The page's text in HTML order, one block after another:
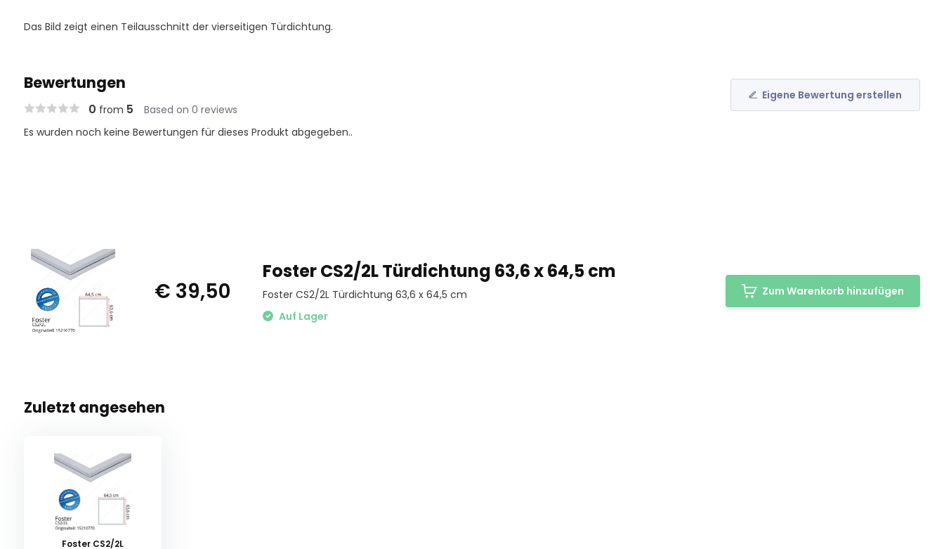
Das Bild zeigt einen Teilausschnitt der vierseitigen Türdichtung.
Bewertungen
0 from 5 Based on 0 reviews
Eigene Bewertung erstellen
Es wurden noch keine Bewertungen für dieses Produkt abgegeben..
€ 39,50
Foster CS2/2L Türdichtung 63,6 x 64,5 cm
Foster CS2/2L Türdichtung 63,6 x 64,5 cm
Auf Lager
Zum Warenkorb hinzufügen
Zuletzt angesehen
Foster CS2/2L